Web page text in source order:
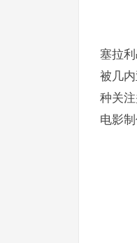
塞拉
被几
种关
电影